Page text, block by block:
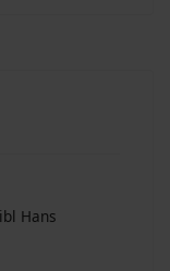
Hans